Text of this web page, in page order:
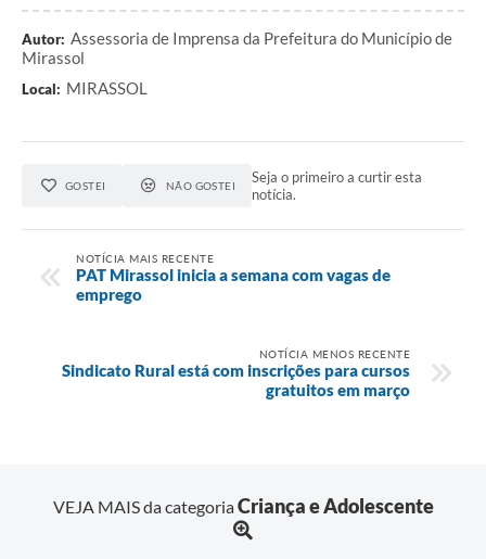
Autor: Assessoria de Imprensa da Prefeitura do Município de
Mirassol
Local: MIRASSOL
GOSTEI NÃO GOSTEI
Seja o primeiro a curtir esta
notícia.
NOTÍCIA MAIS RECENTE
PAT Mirassol inicia a semana com vagas de
emprego
NOTÍCIA MENOS RECENTE
Sindicato Rural está com inscrições para cursos
gratuitos em março
VEJA MAIS da categoriaCriança e Adolescente